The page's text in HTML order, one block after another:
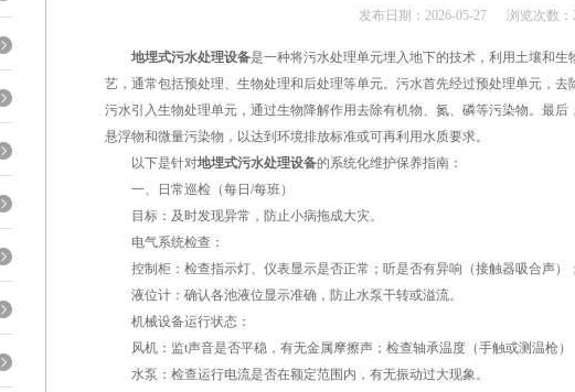
发布日期：2026-05-27 浏览次数：
地埋式污水处理设备是一种将污水处理单元埋入地下的技术，利用土壤和
艺，通常包括预处理、生物处理和后处理等单元。污水首先经过预处理单元，
污水引入生物处理单元，通过生物降解作用去除有机物、氮、磷等污染物。最
悬浮物和微量污染物，以达到环境排放标准或可再利用水质要求。
以下是针对地埋式污水处理设备的系统化维护保养指南：
一、日常巡检（每日/每班）
目标：及时发现异常，防止小病拖成大灾。
电气系统检查：
控制柜：检查指示灯、仪表显示是否正常；听是否有异响（接触器吸合声）
液位计：确认各池液位显示准确，防止水泵干转或溢流。
机械设备运行状态：
风机：监t声音是否平稳，有无金属摩擦声；检查轴承温度（手触或测温枪）
水泵：检查运行电流是否在额定范围内，有无振动过大现象。